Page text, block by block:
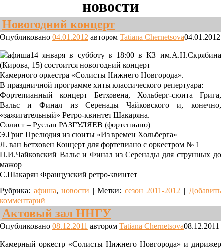
новости
Новогодний концерт
Опубликовано 04.01.2012 автором Tatiana Chernetsova04.01.2012
14 января в субботу в 18:00 в КЗ им.А.Н.Скрябина
(Кирова, 15) состоится новогодний концерт
Камерного оркестра «Солисты Нижнего Новгорода».
В праздничной программе хиты классического репертуара:
Фортепианный концерт Бетховена, Хольберг-сюита Грига,
Вальс и Финал из Серенады Чайковского и, конечно,
«зажигательный» Ретро-квинтет Шакаряна.
Солист – Руслан РАЗГУЛЯЕВ (фортепиано)
Э.Григ Прелюдия из сюиты «Из времен Хольберга»
Л. ван Бетховен Концерт для фортепиано с оркестром № 1
П.И.Чайковский Вальс и Финал из Серенады для струнных до
мажор
С.Шакарян Французский ретро-квинтет
Рубрика: афиша,новости |Метки: сезон 2011-2012
Добавить
комментарий
Актовый зал ННГУ
Опубликовано 08.12.2011 автором Tatiana Chernetsova08.12.2011
Камерный оркестр «Солисты Нижнего Новгорода» и дирижер